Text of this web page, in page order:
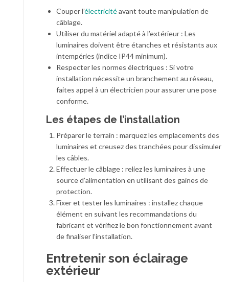
Couper l’électricitéavant toute manipulation de
câblage.
Utiliser du matériel adapté à l’extérieur : Les
luminaires doivent être étanches et résistants aux
intempéries (indice IP44 minimum).
Respecter les normes électriques : Si votre
installation nécessite un branchement au réseau,
faites appel à un électricien pour assurer une pose
conforme.
Les étapes de l’installation
Préparer le terrain : marquez les emplacements des
luminaires et creusez des tranchées pour dissimuler
les câbles.
Effectuer le câblage : reliez les luminaires à une
source d’alimentation en utilisant des gaines de
protection.
Fixer et tester les luminaires : installez chaque
élément en suivant les recommandations du
fabricant et vérifiez le bon fonctionnement avant
de finaliser l’installation.
Entretenir son éclairage
extérieur